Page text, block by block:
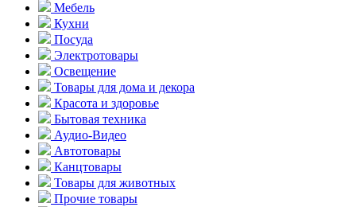
Мебель
Кухни
Посуда
Электротовары
Освещение
Товары для дома и декора
Красота и здоровье
Бытовая техника
Аудио-Видео
Автотовары
Канцтовары
Товары для животных
Прочие товары